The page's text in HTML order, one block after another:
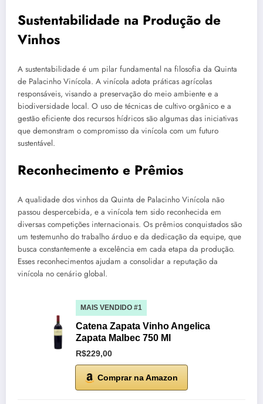
Sustentabilidade na Produção de
Vinhos
A sustentabilidade é um pilar fundamental na filosofia da Quinta
de Palacinho Vinícola. A vinícola adota práticas agrícolas
responsáveis, visando a preservação do meio ambiente e a
biodiversidade local. O uso de técnicas de cultivo orgânico e a
gestão eficiente dos recursos hídricos são algumas das iniciativas
que demonstram o compromisso da vinícola com um futuro
sustentável.
Reconhecimento e Prêmios
A qualidade dos vinhos da Quinta de Palacinho Vinícola não
passou despercebida, e a vinícola tem sido reconhecida em
diversas competições internacionais. Os prêmios conquistados são
um testemunho do trabalho árduo e da dedicação da equipe, que
busca constantemente a excelência em cada etapa da produção.
Esses reconhecimentos ajudam a consolidar a reputação da
vinícola no cenário global.
MAIS VENDIDO #1
Catena Zapata Vinho Angelica
Zapata Malbec 750 Ml
R$229,00
Comprar na Amazon